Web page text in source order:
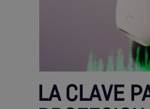
LA CLAVE